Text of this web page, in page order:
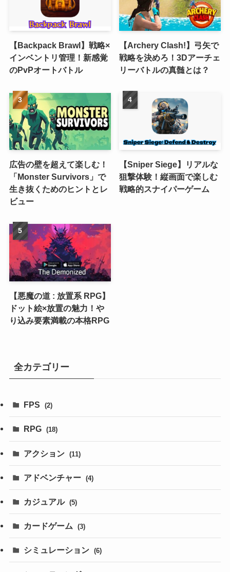
【Backpack Brawl】戦略×
インベントリ管理！新感覚
のPvPオートバトル
【Archery Clash!】弓矢で
戦略を決めろ！3Dアーチェ
リーバトルの真髄とは？
広告の壁を超えて楽しむ！
「Monster Survivors」で
生き抜くためのヒントとレ
ビュー
【Sniper Siege】リアルな
狙撃体験！縦画面で楽しむ
戦略的スナイパーゲーム
【悪魔の道 : 放置系 RPG】
ドット絵×放置の魅力！や
り込み要素満載の本格RPG
全カテゴリー
FPS (2)
RPG (18)
アクション (11)
アドベンチャー (4)
カジュアル (5)
カードゲーム (3)
シミュレーション (6)